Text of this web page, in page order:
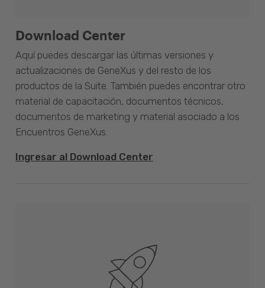
Download Center
Aquí puedes descargar las últimas versiones y
actualizaciones de GeneXus y del resto de los
productos de la Suite. También puedes encontrar otro
material de capacitación, documentos técnicos,
documentos de marketing y material asociado a los
Encuentros GeneXus.
Ingresar al Download Center